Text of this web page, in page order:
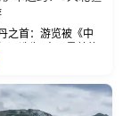
之首：游览被《中
名的克拉玛依魔鬼
——禾木村，欣赏